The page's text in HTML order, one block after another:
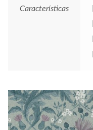
Características